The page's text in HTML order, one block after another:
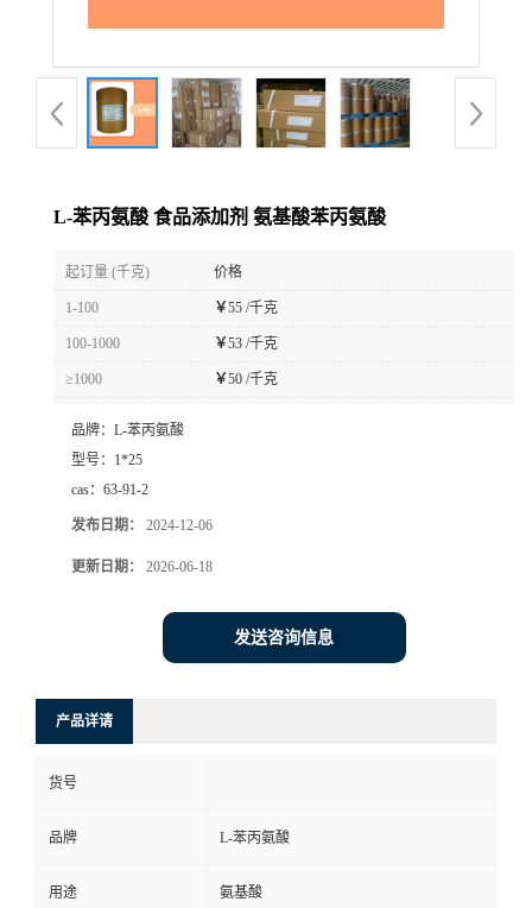
L-苯丙氨酸 食品添加剂 氨基酸苯丙氨酸
起订量 (千克) 价格
1-100 ￥55 /千克
100-1000 ￥53 /千克
≥1000 ￥50 /千克
品牌： L-苯丙氨酸
型号： 1*25
cas： 63-91-2
发布日期： 2024-12-06
更新日期： 2026-06-18
发送咨询信息
产品详请
货号
品牌 L-苯丙氨酸
用途 氨基酸